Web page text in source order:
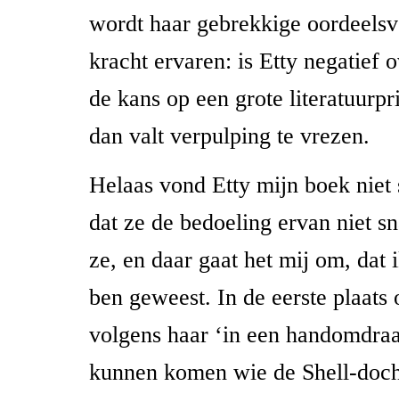
wordt haar gebrekkige
kracht ervaren: is Etty negatief
de kans op een grote
dan valt verpulping te vrezen.
Helaas vond Etty mijn boek
dat ze de bedoeling ervan niet
ze, en daar gaat het mij om, dat
ben geweest. In de eerste plaats
volgens haar ‘in een
kunnen komen wie de Shell-